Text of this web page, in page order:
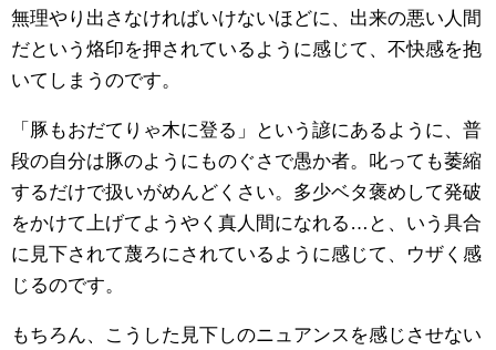
無理やり出さなければいけないほどに、出来の悪い人間
だという烙印を押されているように感じて、不快感を抱
いてしまうのです。
「豚もおだてりゃ木に登る」という諺にあるように、普
段の自分は豚のようにものぐさで愚か者。叱っても萎縮
するだけで扱いがめんどくさい。多少ベタ褒めして発破
をかけて上げてようやく真人間になれる…と、いう具合
に見下されて蔑ろにされているように感じて、ウザく感
じるのです。
もちろん、こうした見下しのニュアンスを感じさせない